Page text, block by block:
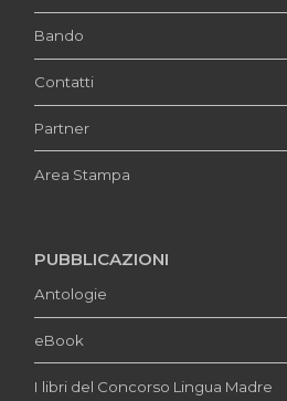
Bando
Contatti
Partner
Area Stampa
PUBBLICAZIONI
Antologie
eBook
I libri del Concorso Lingua Madre